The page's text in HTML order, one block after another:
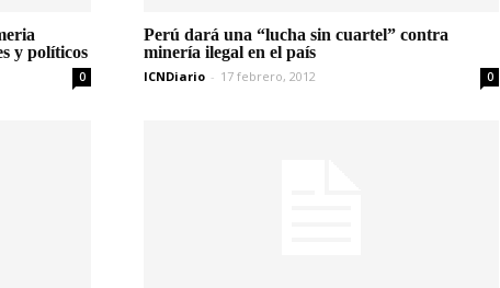
y políticos
0
Perú dará una “lucha sin cuartel” contra
minería ilegal en el país
ICNDiario - 17 febrero, 2012 0